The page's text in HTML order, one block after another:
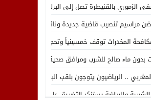
الزموري بالقنيطرة تصل إلى البرلمان واستقالة
مراسيم تنصيب قاضية جديدة ونائب لوكيل الملك
توقف خمسينياً وتحجز 10 كيلوغرامات من الشيرا
ماء صالح للشرب ومرافق صحية في وضعية
.. الرياضيون يتوجون بلقب البطولة العربية
للشبيبة والرياضة يستنكر التضييق على الموظفين